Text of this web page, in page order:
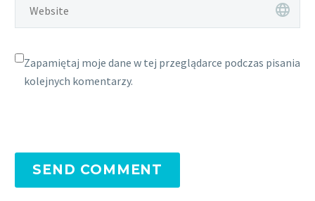
Zapamiętaj moje dane w tej przeglądarce podczas pisania
kolejnych komentarzy.
SEND COMMENT